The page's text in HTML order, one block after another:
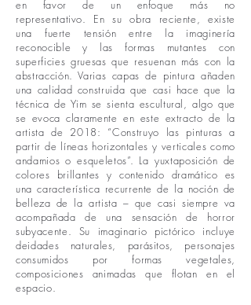
en favor de un enfoque más no
representativo. En su obra reciente, existe
una fuerte tensión entre la imaginería
reconocible y las formas mutantes con
superficies gruesas que resuenan más con la
abstracción. Varias capas de pintura añaden
una calidad construida que casi hace que la
técnica de Yim se sienta escultural, algo que
se evoca claramente en este extracto de la
artista de 2018: “Construyo las pinturas a
partir de líneas horizontales y verticales como
andamios o esqueletos”. La yuxtaposición de
colores brillantes y contenido dramático es
una característica recurrente de la noción de
belleza de la artista – que casi siempre va
acompañada de una sensación de horror
subyacente. Su imaginario pictórico incluye
deidades naturales, parásitos, personajes
consumidos por formas vegetales,
composiciones animadas que flotan en el
espacio.